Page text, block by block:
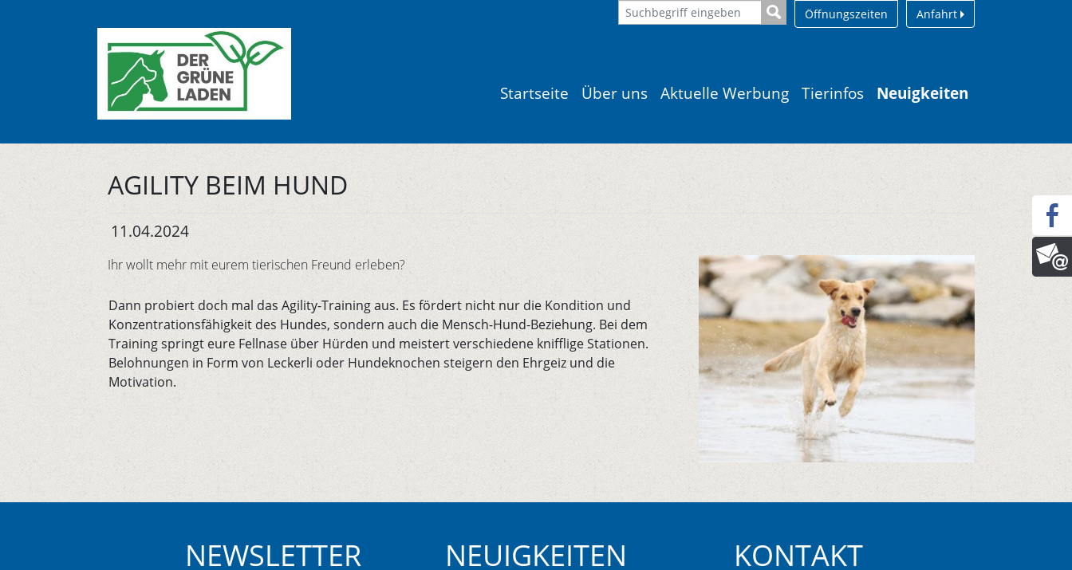
Öffnungszeiten Anfahrt
Startseite Über uns Aktuelle Werbung Tierinfos Neuigkeiten
AGILITY BEIM HUND
11.04.2024
Ihr wollt mehr mit eurem tierischen Freund erleben?
Dann probiert doch mal das Agility-Training aus. Es fördert nicht nur die Kondition und
Konzentrationsfähigkeit des Hundes, sondern auch die Mensch-Hund-Beziehung. Bei dem
Training springt eure Fellnase über Hürden und meistert verschiedene knifflige Stationen.
Belohnungen in Form von Leckerli oder Hundeknochen steigern den Ehrgeiz und die
Motivation.
NEWSLETTER NEUIGKEITEN KONTAKT